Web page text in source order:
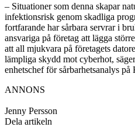
– Situationer som denna skapar
infektionsrisk genom skadliga
fortfarande har sårbara servrar i
ansvariga på företag att lägga
att all mjukvara på företagets
lämpliga skydd mot cyberhot,
enhetschef för sårbarhetsanalys på
ANNONS
Jenny Persson
Dela artikeln